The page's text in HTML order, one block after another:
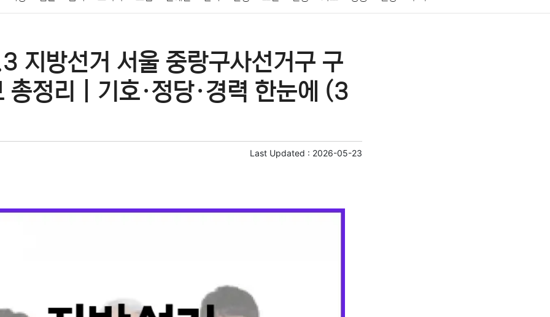
정치 건강 의료 의학 경제 마케팅 부동산 외국어 교육 교통 생활
방선거 서울 중랑구사선거구 구
총정리｜기호·정당·경력 한눈에 (3
Last Updated : 2026-05-23